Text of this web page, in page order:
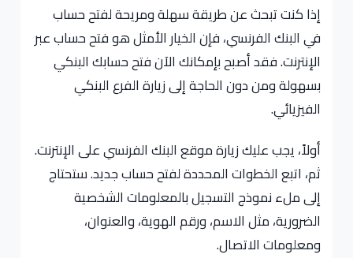
إذا كنت تبحث عن طريقة سهلة ومريحة لفتح حساب
في البنك الفرنسي، فإن الخيار الأمثل هو فتح حساب عبر
الإنترنت. فقد أصبح بإمكانك الآن فتح حسابك البنكي
بسهولة ومن دون الحاجة إلى زيارة الفرع البنكي
الفيزيائي.
أولاً، يجب عليك زيارة موقع البنك الفرنسي على الإنترنت.
ثم، اتبع الخطوات المحددة لفتح حساب جديد. ستحتاج
إلى ملء نموذج التسجيل بالمعلومات الشخصية
الضرورية، مثل الاسم، ورقم الهوية، والعنوان،
ومعلومات الاتصال.